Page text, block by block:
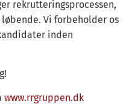
rekrutteringsprocessen,
Vi forbeholder os
inden
www.rrgruppen.dk